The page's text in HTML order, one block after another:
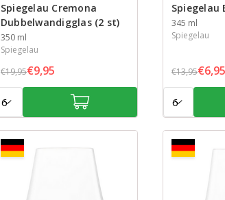
Spiegelau Cremona
Dubbelwandigglas (2 st)
Inhoud
350 ml
Spiegelau
€19,95€9,95
Spiegelau
Inhoud
345 ml
Spiegelau
€13,95€6,95